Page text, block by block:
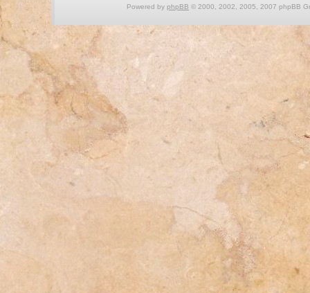
Powered by phpBB © 2000, 2002, 2005, 2007 phpBB